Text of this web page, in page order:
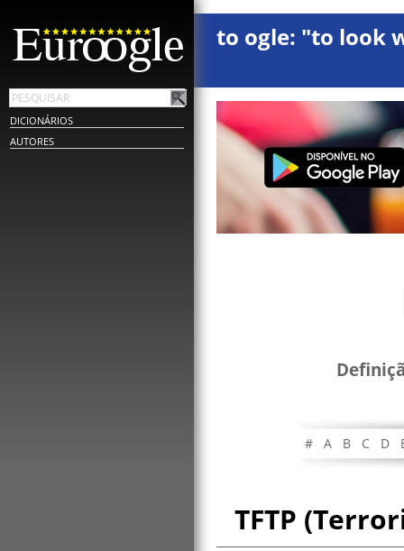
DICIONÁRIOS
AUTORES
to ogle: "to look
# A B C D
TFTP